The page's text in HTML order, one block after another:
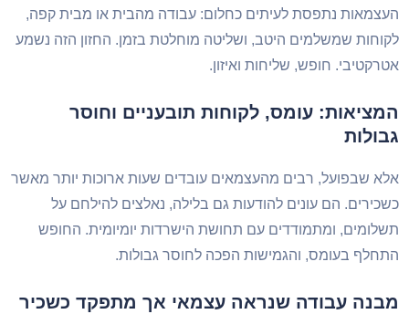
נתפסת לעיתים כחלום: עבודה מהבית או מבית קפה,
שמשלמים היטב, ושליטה מוחלטת בזמן. החזון הזה נשמע
חופש, שליחות ואיזון.
עומס, לקוחות תובעניים וחוסר
שבפועל, רבים מהעצמאים עובדים שעות ארוכות יותר מאשר
הם עונים להודעות גם בלילה, נאלצים להילחם על
ומתמודדים עם תחושת הישרדות יומיומית. החופש
בעומס, והגמישות הפכה לחוסר גבולות.
עבודה שנראה עצמאי אך מתפקד כשכיר